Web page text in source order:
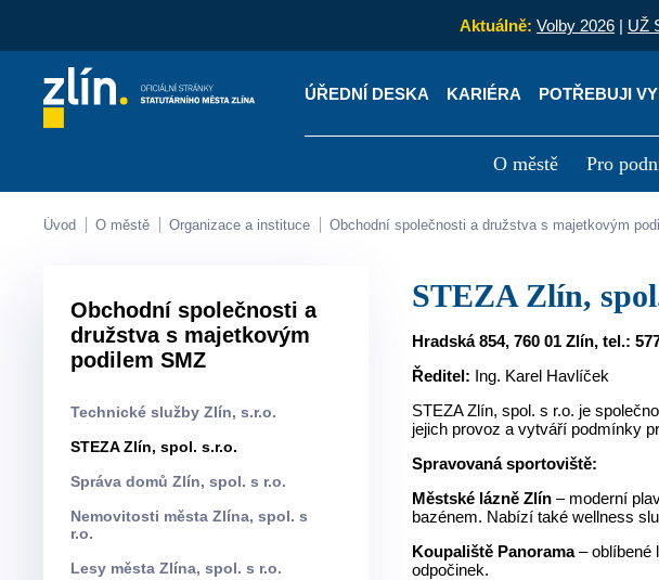
Aktuálně: Volby 2026 | UŽ
ÚŘEDNÍ DESKA KARIÉRA POTŘEBUJI
O městě Pro
Kontakty Úřední deska
Úvod O městě Organizace a instituce Obchodní společnosti a družstva s majetkovým
Obchodní společnosti a
družstva s majetkovým
podilem SMZ
Technické služby Zlín, s.r.o.
STEZA Zlín, spol. s.r.o.
Správa domů Zlín, spol. s r.o.
Nemovitosti města Zlína, spol. s
r.o.
Lesy města Zlína, spol. s r.o.
STEZA Zlín,
Hradská 854, 760 01 Zlín, tel.:
Ředitel: Ing. Karel Havlíček
STEZA Zlín, spol. s r.o. je
jejich provoz a vytváří podmínky
Spravovaná sportoviště:
Městské lázně Zlín – moderní
bazénem. Nabízí také wellness
Koupaliště Panorama– oblíbené
odpočinek.